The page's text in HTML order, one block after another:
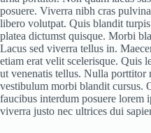
posuere. Viverra nibh cras
libero volutpat. Quis blandit turpis
platea dictumst quisque. Morbi
Lacus sed viverra tellus in.
etiam erat velit scelerisque. Quis
ut venenatis tellus. Nulla porttitor
vestibulum morbi blandit cursus.
faucibus interdum posuere lorem
viverra justo nec ultrices dui